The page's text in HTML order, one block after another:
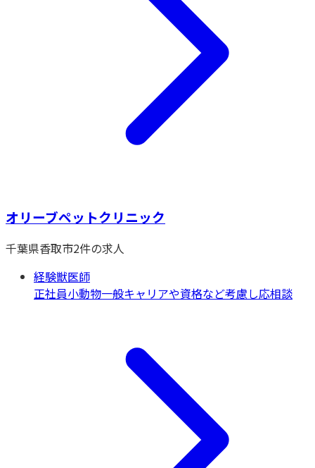
オリーブペットクリニック
千葉県香取市2件の求人
経験獣医師
正社員小動物一般キャリアや資格など考慮し応相談